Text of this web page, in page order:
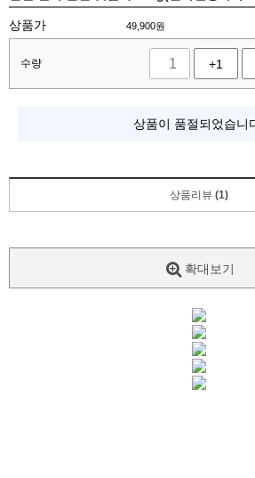
상품가 49,900원
수량 +1
상품이 품절되었습니
상품리뷰 (1)
확대보기